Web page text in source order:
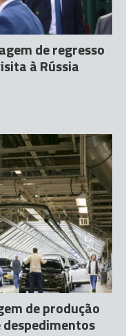
de regresso
à Rússia
de produção